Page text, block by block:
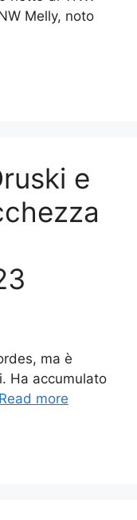
Melly, noto
e
ma è
Ha accumulato
Read more